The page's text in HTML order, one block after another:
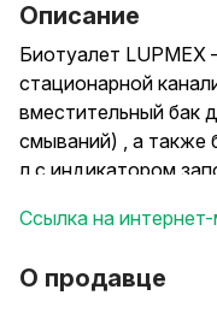
Описание
Биотуалет LUPMEX
стационарной
вместительный бак
смываний) , а также
л с индикатором
форсункой для
биотуалете есть
Ссылка на интернет-
О продавце